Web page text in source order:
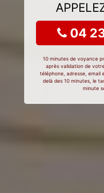
04
10 minutes de voyance
après validation de
téléphone, adresse, email
delà des 10 minutes, le
minute